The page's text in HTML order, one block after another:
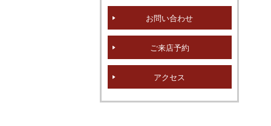
お問い合わせ
ご来店予約
アクセス